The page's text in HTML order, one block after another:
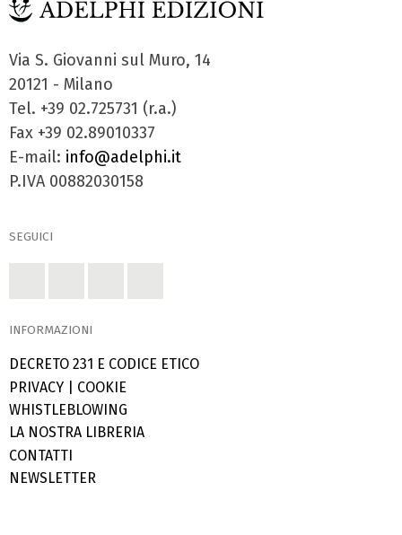
Via S. Giovanni sul Muro, 14
20121 - Milano
Tel. +39 02.725731 (r.a.)
Fax +39 02.89010337
E-mail: info@adelphi.it
P.IVA 00882030158
SEGUICI
INFORMAZIONI
DECRETO 231 E CODICE ETICO
PRIVACY
COOKIE
WHISTLEBLOWING
LA NOSTRA LIBRERIA
CONTATTI
NEWSLETTER